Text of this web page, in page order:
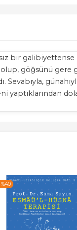
bir galibiyettense
göğsünü gere
Sevabıyla,
yaptıklarından
40